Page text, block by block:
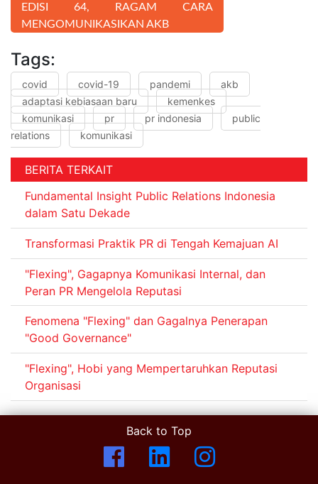
EDISI 64, RAGAM CARA
MENGOMUNIKASIKAN AKB
Tags:
covid covid-19 pandemi
akb
adaptasi kebiasaan baru
kemenkes
komunikasi
pr pr indonesia
public
relations
komunikasi
BERITA TERKAIT
Fundamental Insight Public Relations Indonesia
dalam Satu Dekade
Transformasi Praktik PR di Tengah Kemajuan AI
"Flexing", Gagapnya Komunikasi Internal, dan
Peran PR Mengelola Reputasi
Fenomena "Flexing" dan Gagalnya Penerapan
"Good Governance"
"Flexing", Hobi yang Mempertaruhkan Reputasi
Organisasi
Back to Top